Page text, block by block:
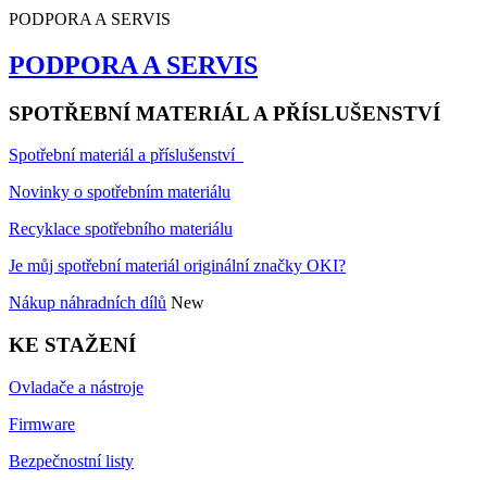
PODPORA A SERVIS
PODPORA A SERVIS
SPOTŘEBNÍ MATERIÁL A PŘÍSLUŠENSTVÍ
Spotřební materiál a příslušenství
Novinky o spotřebním materiálu
Recyklace spotřebního materiálu
Je můj spotřební materiál originální značky OKI?
Nákup náhradních dílů New
KE STAŽENÍ
Ovladače a nástroje
Firmware
Bezpečnostní listy